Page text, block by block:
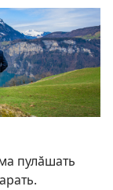
пулӑшать